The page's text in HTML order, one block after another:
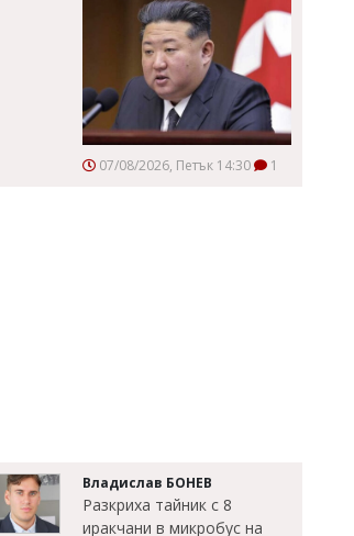
07/08/2026, Петък 14:30 1
Владислав БОНЕВ
Разкриха тайник с 8
иракчани в микробус на